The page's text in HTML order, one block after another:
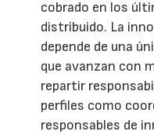
cobrado en los
distribuido. La
depende de una
que avanzan con
repartir
perfiles como
responsables de